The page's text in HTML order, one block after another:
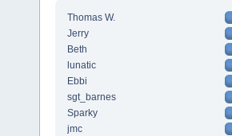
Thomas W.
Jerry
Beth
lunatic
Ebbi
sgt_barnes
Sparky
jmc